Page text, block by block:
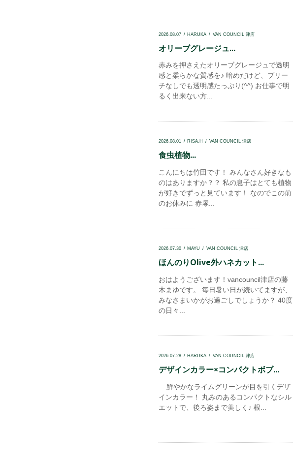
2026.08.07 HARUKA VAN COUNCIL 津店
オリーブグレージュ...
赤みを押さえたオリーブグレージュで透明
感と柔らかな質感を♪ 暗めだけど、ブリー
チなしでも透明感たっぷり(^^) お仕事で明
るく出来ない方...
2026.08.01 RISA.H VAN COUNCIL 津店
食虫植物...
こんにちは竹田です！ みんなさん好きなも
のはありますか？？ 私の息子はとても植物
が好きでずっと見ています！ なのでこの前
のお休みに 赤塚...
2026.07.30 MAYU VAN COUNCIL 津店
ほんのりOlive外ハネカット...
おはようございます！vancouncil津店の藤
木まゆです。 毎日暑い日が続いてますが、
みなさまいかがお過ごしでしょうか？ 40度
の日々...
2026.07.28 HARUKA VAN COUNCIL 津店
デザインカラー×コンパクトボブ...
鮮やかなライムグリーンが目を引くデザ
インカラー！ 丸みのあるコンパクトなシル
エットで、後ろ姿まで美しく♪ 根...